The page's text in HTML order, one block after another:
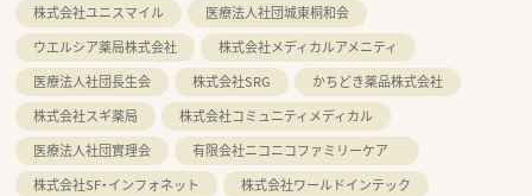
株式会社ユニスマイル
医療法人社団城東桐和会
ウエルシア薬局株式会社
株式会社メディカルアメニティ
医療法人社団長生会
株式会社SRG
かちどき薬品株式会社
株式会社スギ薬局
株式会社コミュニティメディカル
医療法人社団實理会
有限会社ニコニコファミリーケア
株式会社SF・インフォネット
株式会社ワールドインテック